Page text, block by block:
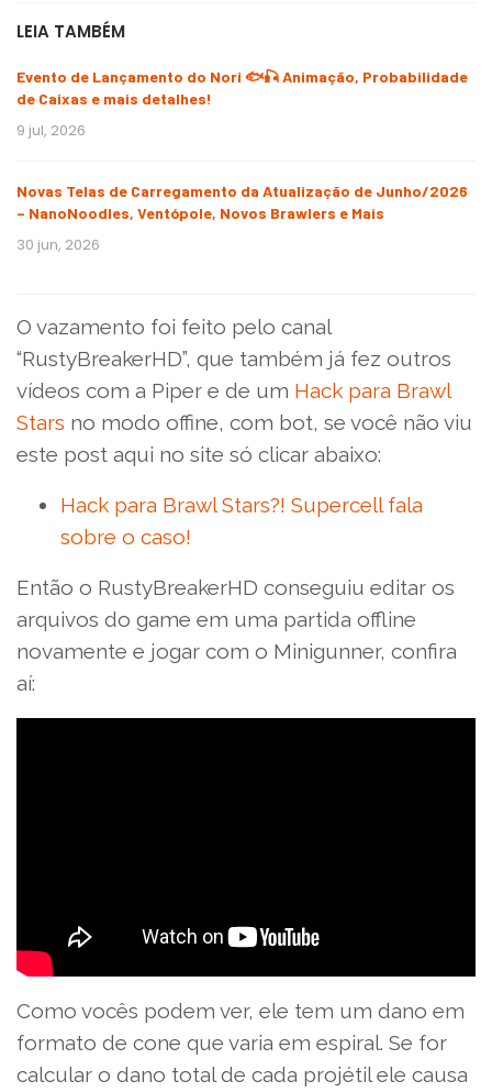
LEIA TAMBÉM
Evento de Lançamento do Nori 🐟🎣 Animação, Probabilidade
de Caixas e mais detalhes!
9 jul, 2026
Novas Telas de Carregamento da Atualização de Junho/2026
– NanoNoodles, Ventópole, Novos Brawlers e Mais
30 jun, 2026
O vazamento foi feito pelo canal
“RustyBreakerHD”, que também já fez outros
vídeos com a Piper e de um Hack para Brawl
Stars no modo offine, com bot, se você não viu
este post aqui no site só clicar abaixo:
Hack para Brawl Stars?! Supercell fala
sobre o caso!
Então o RustyBreakerHD conseguiu editar os
arquivos do game em uma partida offline
novamente e jogar com o Minigunner, confira
aí:
Como vocês podem ver, ele tem um dano em
formato de cone que varia em espiral. Se for
calcular o dano total de cada projétil ele causa